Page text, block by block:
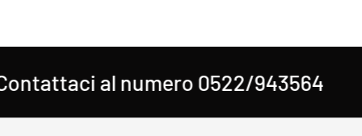
al numero 0522/943564